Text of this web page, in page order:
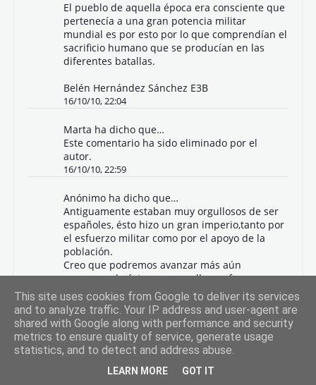
El pueblo de aquella época era consciente que
pertenecía a una gran potencia militar
mundial es por esto por lo que comprendían el
sacrificio humano que se producían en las
diferentes batallas.
Belén Hernández Sánchez E3B
16/10/10, 22:04
Marta ha dicho que…
Este comentario ha sido eliminado por el
autor.
16/10/10, 22:59
Anónimo ha dicho que…
Antiguamente estaban muy orgullosos de ser
españoles, ésto hizo un gran imperio,tanto por
el esfuerzo militar como por el apoyo de la
población.
Creo que podremos avanzar más aún
conservando éste gran orgullo y esfuerzo
militar, pero también avanzando mediante la
investigación,el trabajo...
La cultura e historia que hemos hecho con el
paso del tiempo no debe dejarse atrás sino
que debemos conservarla.
Pero no debemos olvidar que el esfuerzo y el
trabajo nos permitirá manternernos como un
This site uses cookies from Google to deliver its services
and to analyze traffic. Your IP address and user-agent are
shared with Google along with performance and security
metrics to ensure quality of service, generate usage
statistics, and to detect and address abuse.
LEARN MORE GOT IT